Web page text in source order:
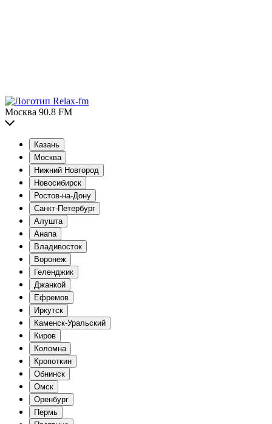
Москва 90.8 FM
Казань
Москва
Нижний Новгород
Новосибирск
Ростов-на-Дону
Санкт-Петербург
Алушта
Анапа
Владивосток
Воронеж
Геленджик
Джанкой
Ефремов
Иркутск
Каменск-Уральский
Киров
Коломна
Кропоткин
Обнинск
Омск
Оренбург
Пермь